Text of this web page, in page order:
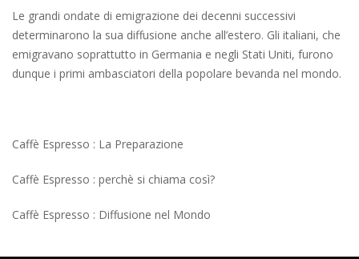
Le grandi ondate di emigrazione dei decenni successivi
determinarono la sua diffusione anche all’estero. Gli italiani, che
emigravano soprattutto in Germania e negli Stati Uniti, furono
dunque i primi ambasciatori della popolare bevanda nel mondo.
Caffè Espresso : La Preparazione
Caffè Espresso : perchè si chiama così?
Caffè Espresso : Diffusione nel Mondo